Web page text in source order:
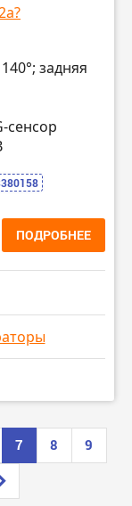
задняя
сенсор
ПОДРОБНЕЕ
7 8
9